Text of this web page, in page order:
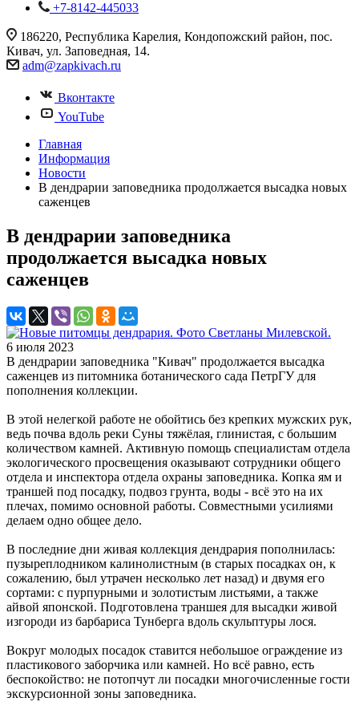
+7-8142-445033
186220, Республика Карелия, Кондопожский район, пос.
Кивач, ул. Заповедная, 14.
adm@zapkivach.ru
Вконтакте
YouTube
Главная
Информация
Новости
В дендрарии заповедника продолжается высадка новых
саженцев
В дендрарии заповедника
продолжается высадка новых
саженцев
6 июля 2023
В дендрарии заповедника "Кивач" продолжается высадка
саженцев из питомника ботанического сада ПетрГУ для
пополнения коллекции.
В этой нелегкой работе не обойтись без крепких мужских рук,
ведь почва вдоль реки Суны тяжёлая, глинистая, с большим
количеством камней. Активную помощь специалистам отдела
экологического просвещения оказывают сотрудники общего
отдела и инспектора отдела охраны заповедника. Копка ям и
траншей под посадку, подвоз грунта, воды - всё это на их
плечах, помимо основной работы. Совместными усилиями
делаем одно общее дело.
В последние дни живая коллекция дендрария пополнилась:
пузыреплодником калинолистным (в старых посадках он, к
сожалению, был утрачен несколько лет назад) и двумя его
сортами: с пурпурными и золотистым листьями, а также
айвой японской. Подготовлена траншея для высадки живой
изгороди из барбариса Тунберга вдоль скульптуры лося.
Вокруг молодых посадок ставится небольшое ограждение из
пластикового заборчика или камней. Но всё равно, есть
беспокойство: не потопчут ли посадки многочисленные гости
экскурсионной зоны заповедника.